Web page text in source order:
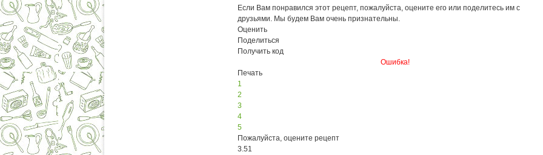
Если Вам понравился этот рецепт, пожалуйста, оцените его или поделитесь им с
друзьями. Мы будем Вам очень признательны.
Оценить
Поделиться
Получить код
Ошибка!
Печать
1
2
3
4
5
Пожалуйста, оцените рецепт
3.51